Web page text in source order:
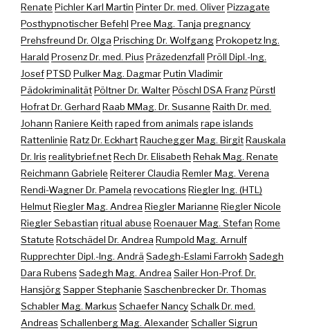
Renate Pichler Karl Martin Pinter Dr. med. OliverPizzagate
Posthypnotischer Befehl Pree Mag. Tanja pregnancy
Prehsfreund Dr. Olga Prisching Dr. WolfgangProkopetz Ing.
Harald Prosenz Dr. med. PiusPräzedenzfall Pröll Dipl.-Ing.
JosefPTSD Pulker Mag. DagmarPutin Vladimir
PädokriminalitätPöltner Dr. WalterPöschl DSA FranzPürstl
Hofrat Dr. Gerhard Raab MMag. Dr. Susanne Raith Dr. med.
Johann Raniere Keith raped from animalsrape islands
Rattenlinie Ratz Dr. EckhartRauchegger Mag. BirgitRauskala
Dr. Irisrealitybrief.netRech Dr. Elisabeth Rehak Mag. Renate
Reichmann Gabriele Reiterer Claudia Remler Mag. Verena
Rendi-Wagner Dr. Pamela revocationsRiegler Ing. (HTL)
HelmutRiegler Mag. Andrea Riegler Marianne Riegler Nicole
Riegler Sebastian ritual abuse Roenauer Mag. Stefan Rome
Statute Rotschädel Dr. Andrea Rumpold Mag. Arnulf
Rupprechter Dipl.-Ing. Andrä Sadegh-Eslami Farrokh Sadegh
Dara RubensSadegh Mag. Andrea Sailer Hon-Prof. Dr.
HansjörgSapper Stephanie Saschenbrecker Dr. Thomas
Schabler Mag. MarkusSchaefer NancySchalk Dr. med.
AndreasSchallenberg Mag. AlexanderSchaller Sigrun